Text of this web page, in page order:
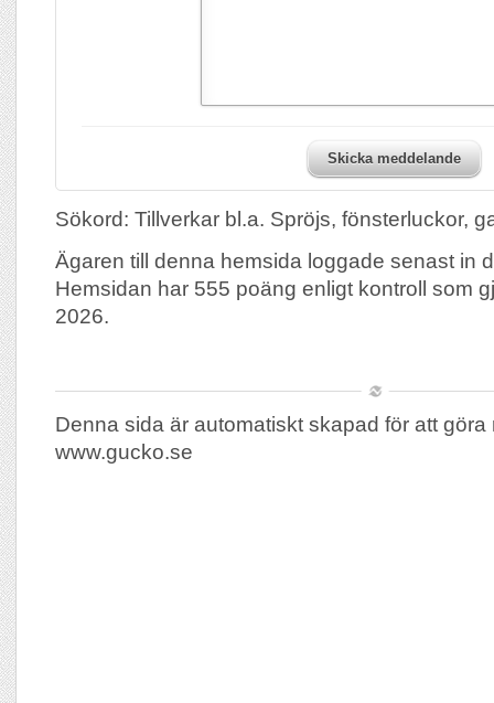
Skicka meddelande
Sökord: Tillverkar bl.a. Spröjs, fönsterluckor,
Ägaren till denna hemsida loggade senast in
Hemsidan har 555 poäng enligt kontroll som
2026.
Denna sida är automatiskt skapad för att göra
www.gucko.se